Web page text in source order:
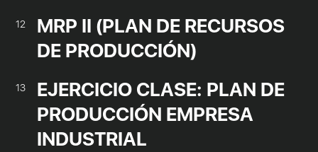
12
MRP II (PLAN DE RECURSOS
DE PRODUCCIÓN)
13
EJERCICIO CLASE: PLAN DE
PRODUCCIÓN EMPRESA
INDUSTRIAL